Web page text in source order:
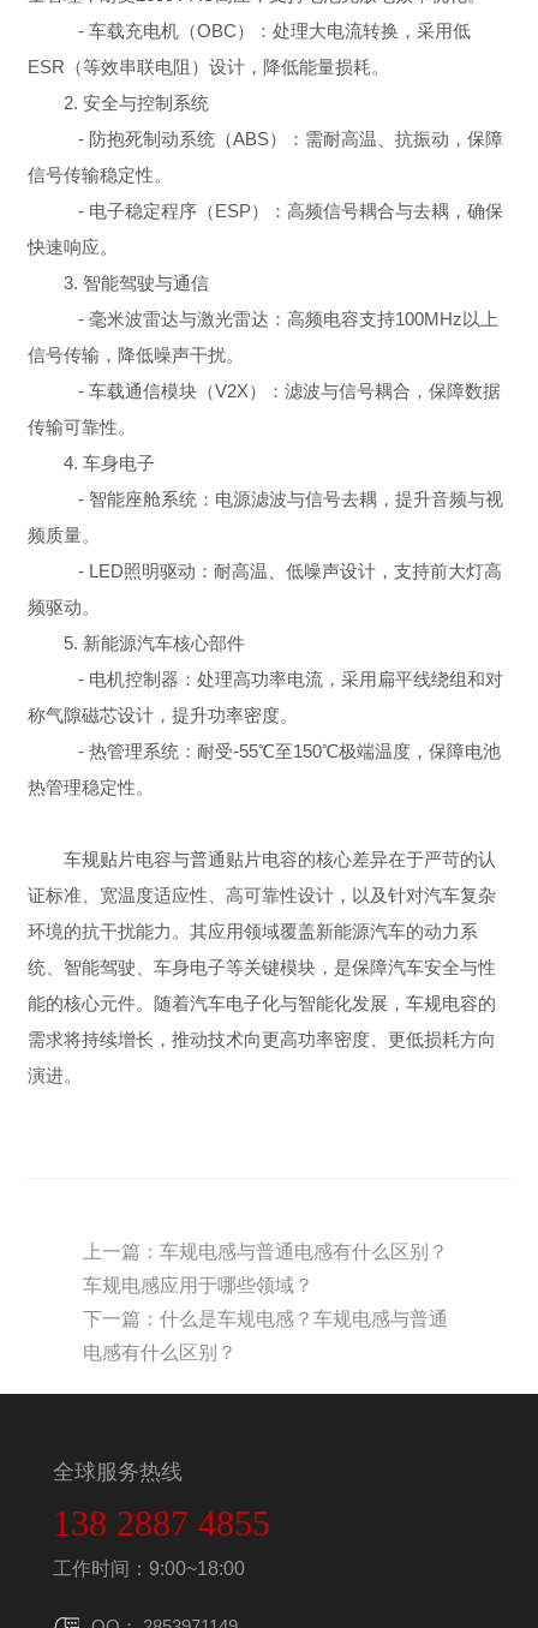
- 车载充电机（OBC）：处理大电流转换，采用低
ESR（等效串联电阻）设计，降低能量损耗。
2. 安全与控制系统
- 防抱死制动系统（ABS）：需耐高温、抗振动，保障
信号传输稳定性。
- 电子稳定程序（ESP）：高频信号耦合与去耦，确保
快速响应。
3. 智能驾驶与通信
- 毫米波雷达与激光雷达：高频电容支持100MHz以上
信号传输，降低噪声干扰。
- 车载通信模块（V2X）：滤波与信号耦合，保障数据
传输可靠性。
4. 车身电子
- 智能座舱系统：电源滤波与信号去耦，提升音频与视
频质量。
- LED照明驱动：耐高温、低噪声设计，支持前大灯高
频驱动。
5. 新能源汽车核心部件
- 电机控制器：处理高功率电流，采用扁平线绕组和对
称气隙磁芯设计，提升功率密度。
- 热管理系统：耐受-55℃至150℃极端温度，保障电池
热管理稳定性。
车规贴片电容与普通贴片电容的核心差异在于严苛的认
证标准、宽温度适应性、高可靠性设计，以及针对汽车复杂
环境的抗干扰能力。其应用领域覆盖新能源汽车的动力系
统、智能驾驶、车身电子等关键模块，是保障汽车安全与性
能的核心元件。随着汽车电子化与智能化发展，车规电容的
需求将持续增长，推动技术向更高功率密度、更低损耗方向
演进。
上一篇： 车规电感与普通电感有什么区别？
车规电感应用于哪些领域？
下一篇： 什么是车规电感？车规电感与普通
电感有什么区别？
全球服务热线
138 2887 4855
工作时间：9:00~18:00